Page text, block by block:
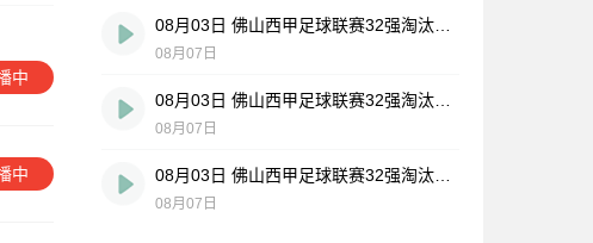
中
中
08月07日
08月07日
08月07日